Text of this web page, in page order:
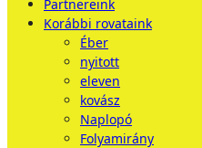
Partnereink
Korábbi rovataink
Éber
nyitott
eleven
kovász
Naplopó
Folyamirány